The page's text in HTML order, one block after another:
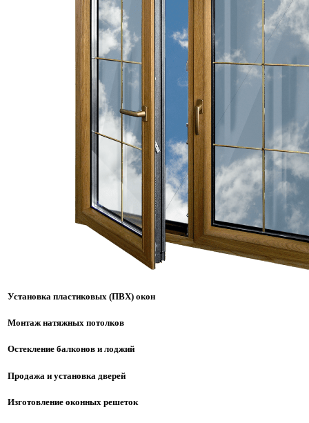
Установка пластиковых (ПВХ) окон
Монтаж натяжных потолков
Остекление балконов и лоджий
Продажа и установка дверей
Изготовление оконных решеток